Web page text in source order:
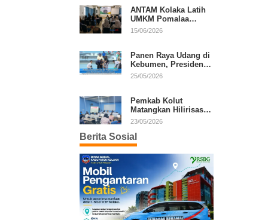
ANTAM Kolaka Latih
UMKM Pomalaa
Kembangkan Produk
15/06/2026
Panen Raya Udang di
Kebumen, Presiden
Prabowo Tekankan
25/05/2026
Pemkab Kolut
Matangkan Hilirisasi
Kakao dan Kelapa,
Daerah
23/05/2026
Berita Sosial